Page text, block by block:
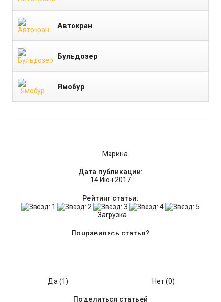
Автокран
Бульдозер
Ямобур
Марина
Дата публикации:
14 Июн 2017
Рейтинг статьи:
Загрузка...
Понравилась статья?
Да (1) Нет (0)
Поделиться статьей